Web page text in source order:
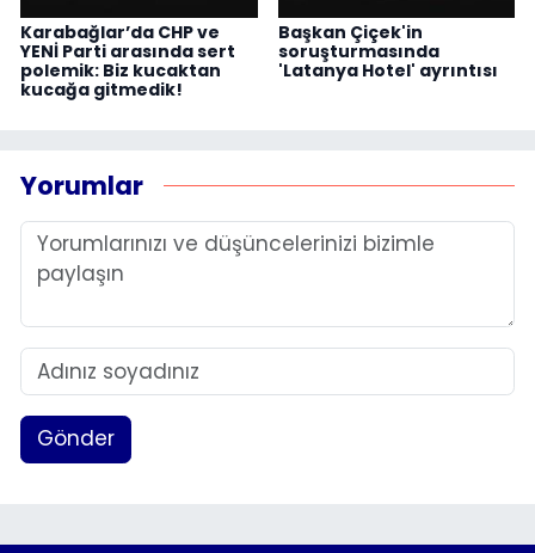
Karabağlar’da CHP ve
YENİ Parti arasında sert
polemik: Biz kucaktan
kucağa gitmedik!
Başkan Çiçek'in
soruşturmasında
'Latanya Hotel' ayrıntısı
Yorumlar
Gönder